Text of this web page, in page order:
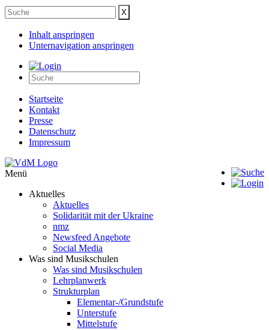
Inhalt anspringen
Unternavigation anspringen
Startseite
Kontakt
Presse
Datenschutz
Impressum
Menü
Aktuelles
Aktuelles
Solidarität mit der Ukraine
nmz
Newsfeed Angebote
Social Media
Was sind Musikschulen
Was sind Musikschulen
Lehrplanwerk
Strukturplan
Elementar-/Grundstufe
Unterstufe
Mittelstufe